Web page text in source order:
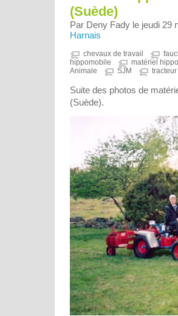
(Suède)
Par Deny Fady le jeudi 29
Harnais
chevaux de travail
hippomobile
matériel
Animale
SJM
Suite des photos de
(Suède).